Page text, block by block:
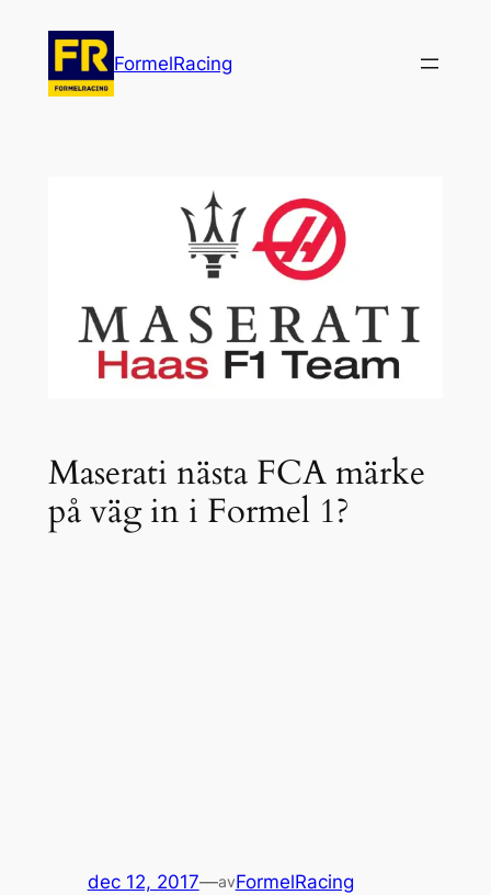
innehåll
FormelRacing
Maserati nästa FCA märke
på väg in i Formel 1?
dec 12, 2017—avFormelRacing